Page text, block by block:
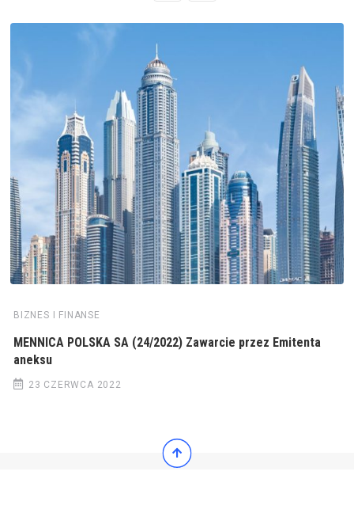
BIZNES I FINANSE
MENNICA POLSKA SA (24/2022) Zawarcie przez Emitenta
aneksu
23 CZERWCA 2022